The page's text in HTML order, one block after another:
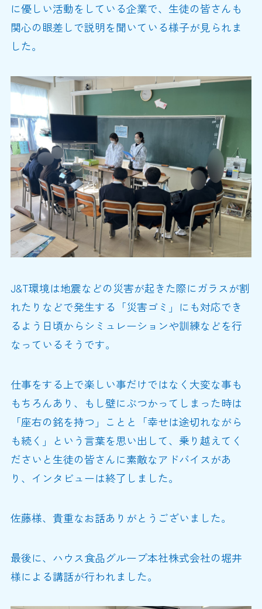
に優しい活動をしている企業で、生徒の皆さんも
関心の眼差しで説明を聞いている様子が見られま
した。
J&T環境は地震などの災害が起きた際にガラスが割
れたりなどで発生する「災害ゴミ」にも対応でき
るよう日頃からシミュレーションや訓練などを行
なっているそうです。
仕事をする上で楽しい事だけではなく大変な事も
もちろんあり、もし壁にぶつかってしまった時は
「座右の銘を持つ」ことと「幸せは途切れながら
も続く」という言葉を思い出して、乗り越えてく
ださいと生徒の皆さんに素敵なアドバイスがあ
り、インタビューは終了しました。
佐藤様、貴重なお話ありがとうございました。
最後に、ハウス食品グループ本社株式会社の堀井
様による講話が行われました。